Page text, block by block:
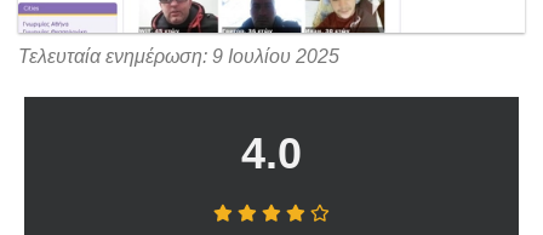
Τελευταία ενημέρωση: 9 Ιουλίου 2025
4.0